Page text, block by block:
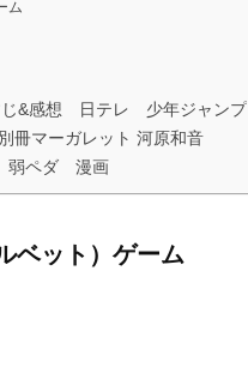
ム
じ&感想 日テレ 少年ジャンプ
冊マーガレット 河原和音
弱ペダ 漫画
ベット）ゲーム